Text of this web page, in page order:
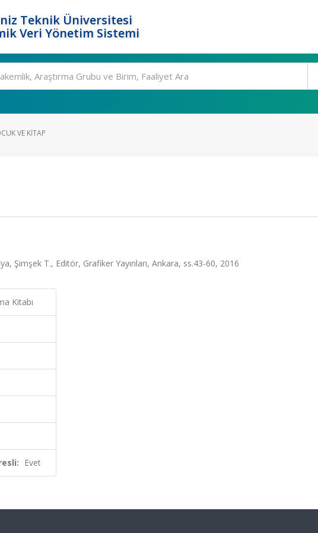
Teknik Üniversitesi
Veri Yönetim Sistemi
VE KITAP
Şimşek T., Editör, Grafiker Yayınları, Ankara, ss.43-60, 2016
Kitabı
Evet